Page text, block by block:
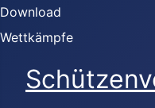
Download
Wettkämpfe